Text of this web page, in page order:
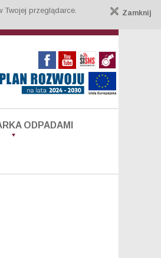
Twojej przeglądarce. Zamknij
ODPADAMI